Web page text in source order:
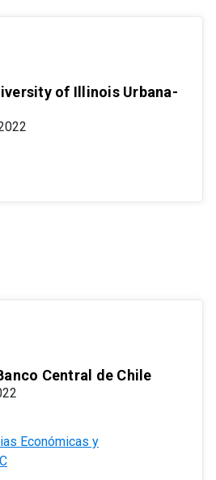
of Illinois Urbana-
Central de Chile
Económicas y